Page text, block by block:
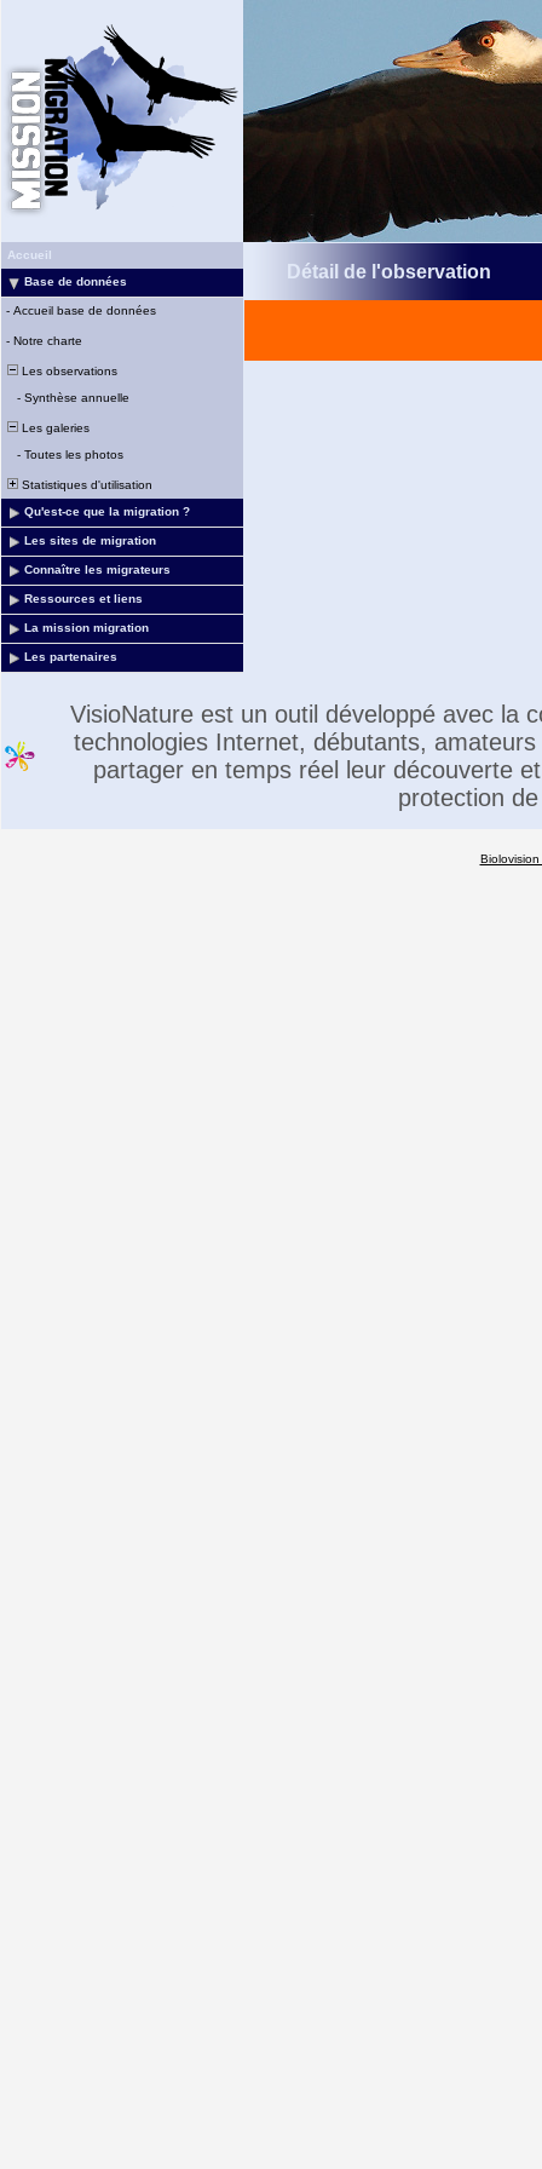
Accueil
Base de données
- Accueil base de données
- Notre charte
Les observations
- Synthèse annuelle
Les galeries
- Toutes les photos
Statistiques d'utilisation
Qu'est-ce que la migration ?
Les sites de migration
Connaître les migrateurs
Ressources et liens
La mission migration
Les partenaires
Détail de l'observation
VisioNature est un outil développé avec la
technologies Internet, débutants,
partager en temps réel leur découverte
protection
Biolovision